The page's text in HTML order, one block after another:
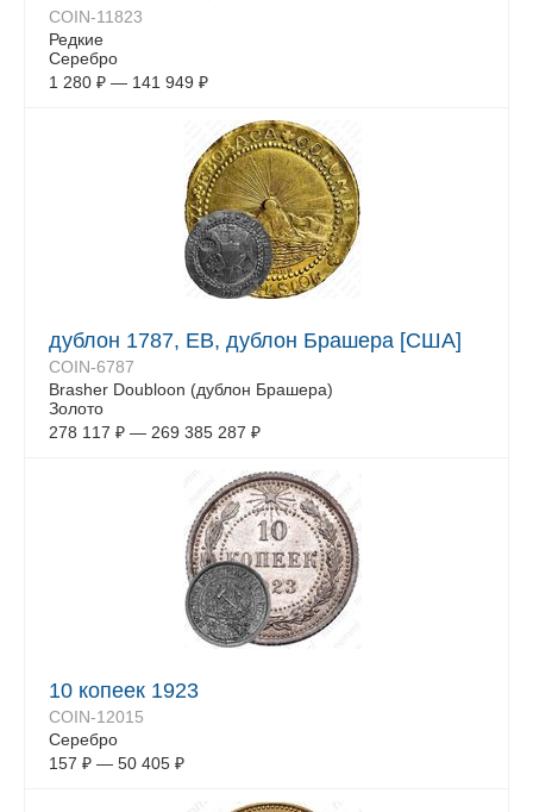
COIN-11823
Редкие
Серебро
1 280 ₽ — 141 949 ₽
дублон 1787, EB, дублон Брашера [США]
COIN-6787
Brasher Doubloon (дублон Брашера)
Золото
278 117 ₽ — 269 385 287 ₽
10 копеек 1923
COIN-12015
Серебро
157 ₽ — 50 405 ₽